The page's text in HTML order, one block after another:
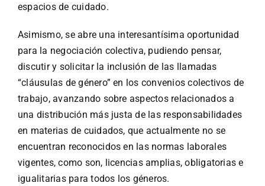
espacios de cuidado.
Asimismo, se abre una interesantísima oportunidad
para la negociación colectiva, pudiendo pensar,
discutir y solicitar la inclusión de las llamadas
“cláusulas de género” en los convenios colectivos de
trabajo, avanzando sobre aspectos relacionados a
una distribución más justa de las responsabilidades
en materias de cuidados, que actualmente no se
encuentran reconocidos en las normas laborales
vigentes, como son, licencias amplias, obligatorias e
igualitarias para todos los géneros.